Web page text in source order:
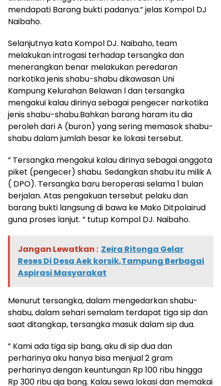
mendapati Barang bukti padanya.” jelas Kompol DJ
Naibaho.
Selanjutnya kata Kompol DJ. Naibaho, team
melakukan introgasi terhadap tersangka dan
menerangkan benar melakukan peredaran
narkotika jenis shabu-shabu dikawasan Uni
Kampung Kelurahan Belawan l dan tersangka
mengakui kalau dirinya sebagai pengecer narkotika
jenis shabu-shabu.Bahkan barang haram itu dia
peroleh dari A (buron) yang sering memasok shabu-
shabu dalam jumlah besar ke lokasi tersebut.
” Tersangka mengakui kalau dirinya sebagai anggota
piket (pengecer) shabu. Sedangkan shabu itu milik A
( DPO). Tersangka baru beroperasi selama 1 bulan
berjalan. Atas pengakuan tersebut pelaku dan
barang bukti langsung di bawa ke Mako Ditpolairud
guna proses lanjut. ” tutup Kompol DJ. Naibaho.
Jangan Lewatkan : Zeira Ritonga Gelar
Reses Di Desa Aek korsik,Tampung Berbagai
Aspirasi Masyarakat
Menurut tersangka, dalam mengedarkan shabu-
shabu, dalam sehari semalam terdapat tiga sip dan
saat ditangkap, tersangka masuk dalam sip dua.
” Kami ada tiga sip bang, aku di sip dua dan
perharinya aku hanya bisa menjual 2 gram
perharinya dengan keuntungan Rp 100 ribu hingga
Rp 300 ribu aja bang. Kalau sewa lokasi dan memakai